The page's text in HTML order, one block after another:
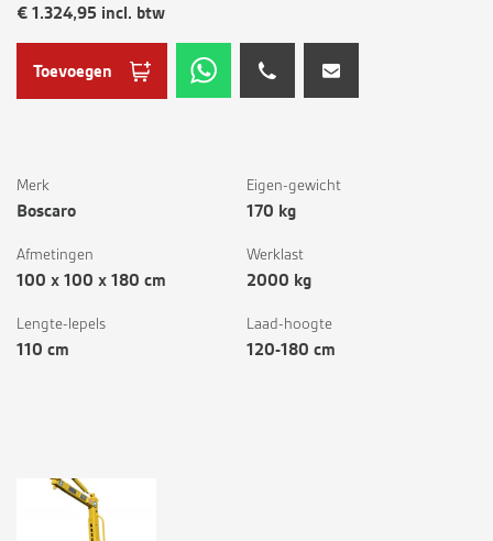
€1.324,95 incl. btw
Toevoegen
Merk
Boscaro
Eigen-gewicht
170 kg
Afmetingen
100 x 100 x 180 cm
Werklast
2000 kg
Lengte-lepels
110 cm
Laad-hoogte
120-180 cm